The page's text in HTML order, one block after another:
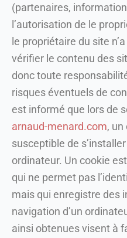
(partenaires,
l’autorisation de le
le propriétaire du site
vérifier le contenu des
donc toute
risques éventuels de
est informé que lors de
arnaud-menard.com,
susceptible de
ordinateur. Un cookie
qui ne permet pas
mais qui enregistre des
navigation d’un
ainsi obtenues visent à